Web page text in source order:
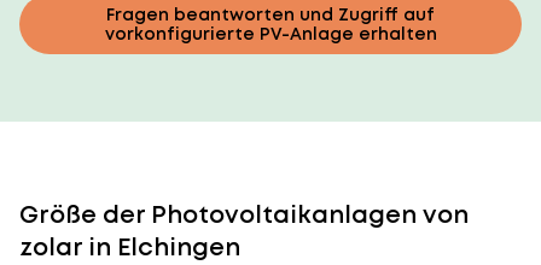
Fragen beantworten und Zugriff auf
vorkonfigurierte PV-Anlage erhalten
Größe der Photovoltaikanlagen von
zolar in Elchingen